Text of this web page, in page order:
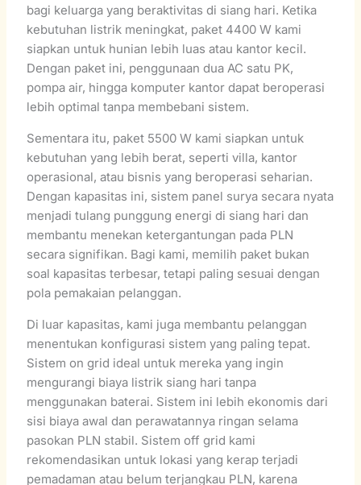
bagi keluarga yang beraktivitas di siang hari. Ketika
kebutuhan listrik meningkat, paket 4400 W kami
siapkan untuk hunian lebih luas atau kantor kecil.
Dengan paket ini, penggunaan dua AC satu PK,
pompa air, hingga komputer kantor dapat beroperasi
lebih optimal tanpa membebani sistem.
Sementara itu, paket 5500 W kami siapkan untuk
kebutuhan yang lebih berat, seperti villa, kantor
operasional, atau bisnis yang beroperasi seharian.
Dengan kapasitas ini, sistem panel surya secara nyata
menjadi tulang punggung energi di siang hari dan
membantu menekan ketergantungan pada PLN
secara signifikan. Bagi kami, memilih paket bukan
soal kapasitas terbesar, tetapi paling sesuai dengan
pola pemakaian pelanggan.
Di luar kapasitas, kami juga membantu pelanggan
menentukan konfigurasi sistem yang paling tepat.
Sistem on grid ideal untuk mereka yang ingin
mengurangi biaya listrik siang hari tanpa
menggunakan baterai. Sistem ini lebih ekonomis dari
sisi biaya awal dan perawatannya ringan selama
pasokan PLN stabil. Sistem off grid kami
rekomendasikan untuk lokasi yang kerap terjadi
pemadaman atau belum terjangkau PLN, karena